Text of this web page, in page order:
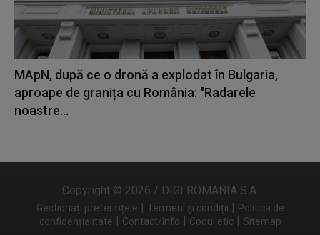
MApN, după ce o dronă a explodat în Bulgaria,
aproape de granița cu România: "Radarele
noastre...
Copyright © 2026 / DIGI ROMANIA S.A.
Gestionați preferințele | Termeni și condiții | Politica de
confidențialitate | Contact/Info | Codul etic | Sitemap